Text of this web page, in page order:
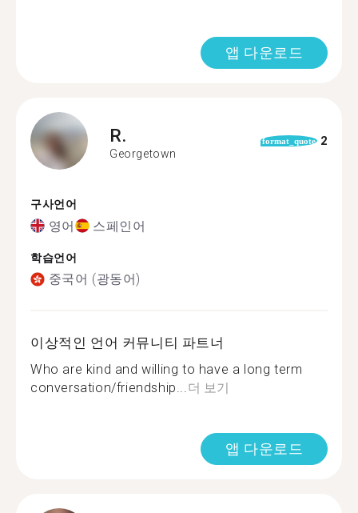
앱 다운로드
R.
Georgetown
format_quote 2
구사언어
영어 스페인어
학습언어
중국어 (광동어)
이상적인 언어 커뮤니티 파트너
Who are kind and willing to have a long term
conversation/friendship...더 보기
앱 다운로드